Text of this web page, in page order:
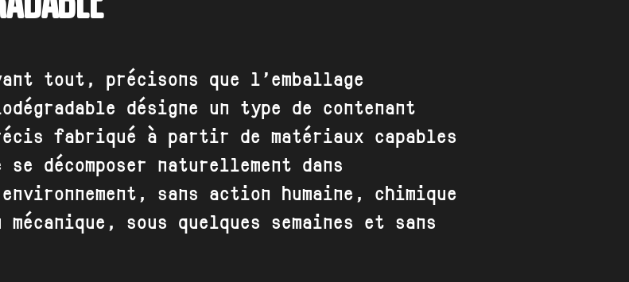
tout, précisons que l’emballage
désigne un type de contenant
fabriqué à partir de matériaux capables
se décomposer naturellement dans
sans action humaine, chimique
mécanique, sous quelques semaines et sans